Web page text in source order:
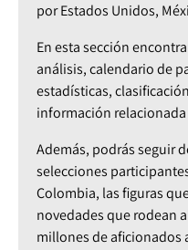
por Estados Unidos,
En esta sección
análisis, calendario de
estadísticas,
información
Además, podrás seguir
selecciones
Colombia, las figuras
novedades que rodean
millones de aficionados